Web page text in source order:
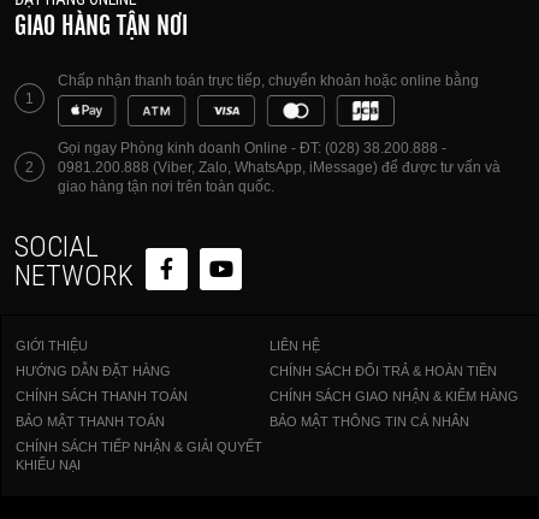
GIAO HÀNG TẬN NƠI
1
Chấp nhận thanh toán trực tiếp, chuyển khoản hoặc online bằng
2
Gọi ngay Phòng kinh doanh Online - ĐT: (028) 38.200.888 -
0981.200.888 (Viber, Zalo, WhatsApp, iMessage) để được tư vấn và
giao hàng tận nơi trên toàn quốc.
SOCIAL
NETWORK
GIỚI THIỆU
LIÊN HỆ
HƯỚNG DẪN ĐẶT HÀNG
CHÍNH SÁCH ĐỔI TRẢ & HOÀN TIỀN
CHÍNH SÁCH THANH TOÁN
CHÍNH SÁCH GIAO NHẬN & KIỂM HÀNG
BẢO MẬT THANH TOÁN
BẢO MẬT THÔNG TIN CÁ NHÂN
CHÍNH SÁCH TIẾP NHẬN & GIẢI QUYẾT
KHIẾU NẠI